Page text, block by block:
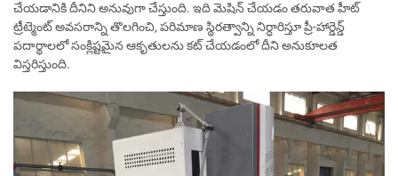
చేయడానికి దీనిని అనువుగా చేస్తుంది. ఇది మెషిన్ చేయడం తరువాత హీట్
ట్రీట్మెంట్ అవసరాన్ని తొలగించి, పరిమాణ స్థిరత్వాన్ని నిర్ధారిస్తూ ప్రీ-హార్డెన్డ్
పదార్థాలలో సంక్లిష్టమైన ఆకృతులను కట్ చేయడంలో దీని అనుకూలత
విస్తరిస్తుంది.